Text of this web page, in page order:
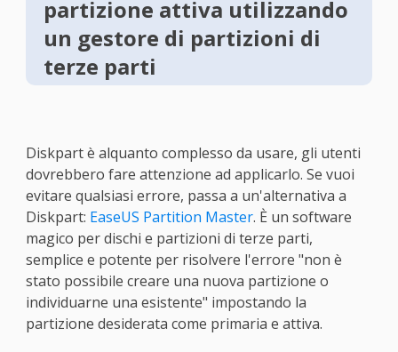
partizione attiva utilizzando
un gestore di partizioni di
terze parti
Diskpart è alquanto complesso da usare, gli utenti
dovrebbero fare attenzione ad applicarlo. Se vuoi
evitare qualsiasi errore, passa a un'alternativa a
Diskpart: EaseUS Partition Master. È un software
magico per dischi e partizioni di terze parti,
semplice e potente per risolvere l'errore "non è
stato possibile creare una nuova partizione o
individuarne una esistente" impostando la
partizione desiderata come primaria e attiva.